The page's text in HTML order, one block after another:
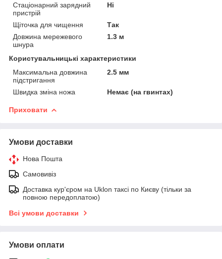
Стаціонарний зарядний
пристрій
Ні
Щіточка для чищення
Так
Довжина мережевого
шнура
1.3 м
Користувальницькі характеристики
Максимальна довжина
підстригання
2.5 мм
Швидка зміна ножа Немає (на гвинтах)
Приховати
Умови доставки
Нова Пошта
Самовивіз
Доставка кур'єром на Uklon таксі по Києву (тільки за
повною передоплатою)
Всі умови доставки
Умови оплати